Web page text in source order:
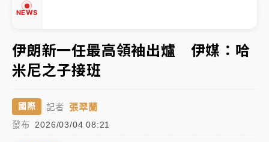
NEWS
中信慈善基金會想增加董事人數！辜仲諒向法院聲請遭
駁 理由曝光
故宮《龍藏經》特展第2檔！今線上預約開賣一度塞車
周六起展出延長至晚上7時
台東農業處長涉圖利渡假村！東檢抗告成功 今重開羈
父親節泡湯了！中颱白海豚雨彈轟3天 「紅到發紫」降
雨熱區曝
▲
伊朗新一任最高領袖出爐 伊媒：哈
米尼之子接班
國際 記者 張翠蘭
發布 2026/03/04 08:21